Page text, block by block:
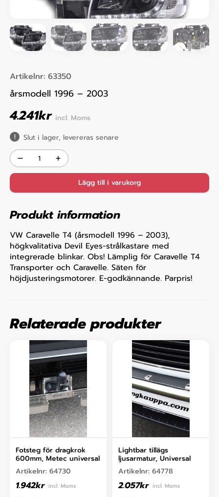
Artikelnr: 63350
årsmodell 1996 – 2003
4.241kr incl. Moms
Slut i lager, levereras senare
Lägg till i varukorg
Produkt information
VW Caravelle T4 (årsmodell 1996 – 2003),
högkvalitativa Devil Eyes-strålkastare med
integrerade blinkar. Obs! Lämplig för Caravelle T4
Transporter och Caravelle. Säten för
höjdjusteringsmotorer. E-godkännande. Parpris!
Relaterade produkter
Fotsteg för dragkrok
600mm, Metec universal
Artikelnr: 64730
1.942kr incl. Moms
Lightbar tillägs
ljusarmatur, Universal
Artikelnr: 64778
2.057kr incl. Moms